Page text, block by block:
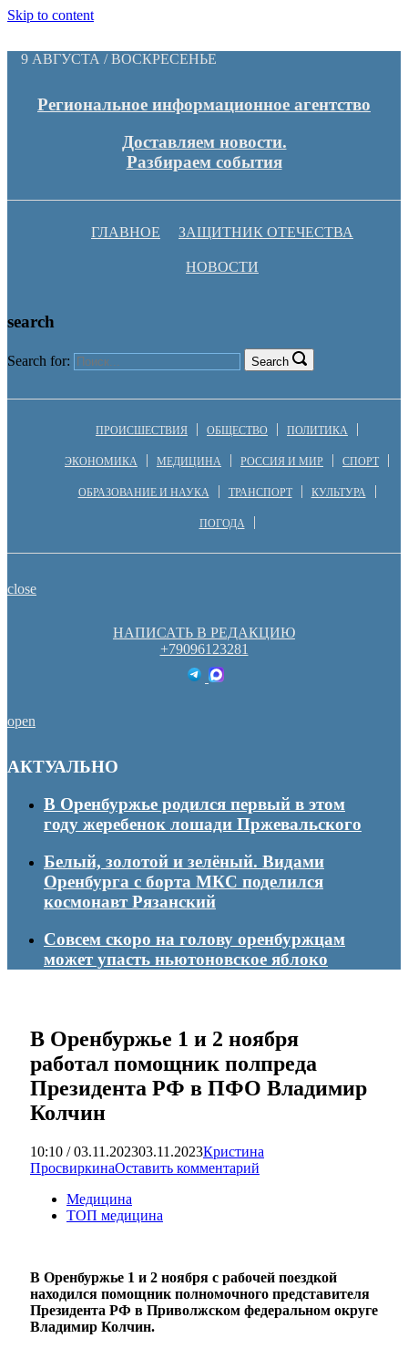
Skip to content
9 АВГУСТА / ВОСКРЕСЕНЬЕ
Региональное информационное агентство
Доставляем новости.
Разбираем события
ГЛАВНОЕ ЗАЩИТНИК ОТЕЧЕСТВА
НОВОСТИ
search
Search for: Search
ПРОИСШЕСТВИЯ ОБЩЕСТВО ПОЛИТИКА
ЭКОНОМИКА МЕДИЦИНА РОССИЯ И МИР СПОРТ
ОБРАЗОВАНИЕ И НАУКА ТРАНСПОРТ КУЛЬТУРА
ПОГОДА
close
НАПИСАТЬ В РЕДАКЦИЮ
+79096123281
open
АКТУАЛЬНО
В Оренбуржье родился первый в этом
году жеребенок лошади Пржевальского
Белый, золотой и зелёный. Видами
Оренбурга с борта МКС поделился
космонавт Рязанский
Совсем скоро на голову оренбуржцам
может упасть ньютоновское яблоко
В Оренбуржье 1 и 2 ноября
работал помощник полпреда
Президента РФ в ПФО Владимир
Колчин
10:10 / 03.11.202303.11.2023Кристина
ПросвиркинаОставить комментарий
Медицина
ТОП медицина
В Оренбуржье 1 и 2 ноября с рабочей поездкой
находился помощник полномочного представителя
Президента РФ в Приволжском федеральном округе
Владимир Колчин.